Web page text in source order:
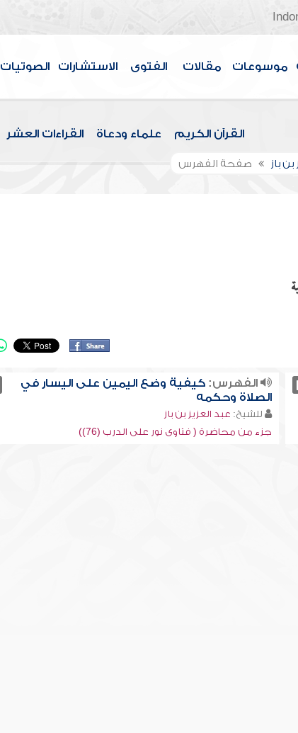
موسوعات مقالات الفتوى الاستشارات الصوتيات
القرآن الكريم علماء ودعاة القراءات العشر
باز صفحة الفهرس
الفهرس: كيفية وضع اليمين على اليسار في
الصلاة وحكمه
للشيخ: عبد العزيز بن باز
جزء من محاضرة ( فتاوى نور على الدرب (76))